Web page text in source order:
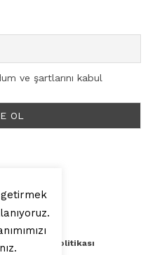
ve şartlarını kabul
Veri Politikası